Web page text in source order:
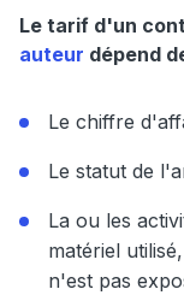
Le tarif d'un
auteur dépend
Le chiffre
Le statut de
La ou les
matériel
n'est pas